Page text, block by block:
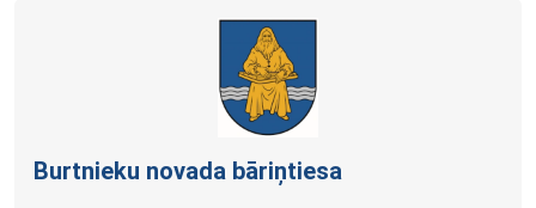
Burtnieku novada bāriņtiesa